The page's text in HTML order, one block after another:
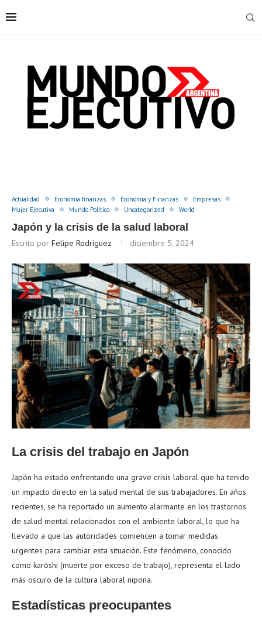
Actualidad Economía finanzas Economía y Finanzas
Empresas
Mujer Ejecutiva
Mundo Político Uncategorized World
Japón y la crisis de la salud laboral
Escrito por Felipe Rodríguez diciembre 5, 2024
La crisis del trabajo en Japón
Japón ha estado enfrentando una grave crisis laboral que ha tenido
un impacto directo en la salud mental de sus trabajadores. En años
recientes, se ha reportado un aumento alarmante en los trastornos
de salud mental relacionados con el ambiente laboral, lo que ha
llevado a que las autoridades comiencen a tomar medidas
urgentes para cambiar esta situación. Este fenómeno, conocido
como karōshi (muerte por exceso de trabajo), representa el lado
más oscuro de la cultura laboral nipona.
Estadísticas preocupantes